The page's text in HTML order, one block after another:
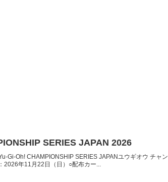
SERIES JAPAN 2026
Gi-Oh! CHAMPIONSHIP SERIES JAPANユウギオウ チャ
2026年11月22日（日）○配布カー...